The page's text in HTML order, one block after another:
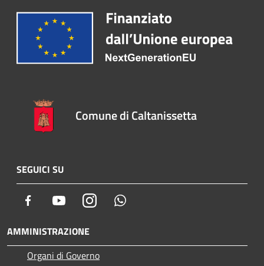
Comune di Caltanissetta
SEGUICI SU
Facebook YoutubeInstagram
AMMINISTRAZIONE
Organi di Governo